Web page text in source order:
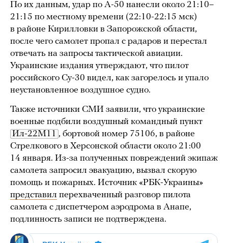
По их данным, удар по А-50 нанесли около 21:10–
21:15 по местному времени (22:10-22:15 мск)
в районе Кирилловки в Запорожской области,
после чего самолет пропал с радаров и перестал
отвечать на запросы тактической авиации.
Украинские издания утверждают, что пилот
российского Су-30 видел, как загорелось и упало
неустановленное воздушное судно.
Также источники СМИ заявили, что украинские
военные подбили воздушный командный пункт
Ил-22М11 , бортовой номер 75106, в районе
Стрелкового в Херсонской области около 21:00
14 января. Из-за полученных повреждений экипаж
самолета запросил эвакуацию, вызвал скорую
помощь и пожарных. Источник «РБК-Украины»
представил перехваченный разговор пилота
самолета с диспетчером аэродрома в Анапе,
подлинность записи не подтверждена.